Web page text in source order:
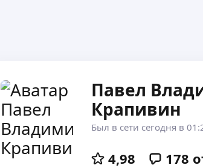
Павел
Крапивин
Был в сети сегодня в
4,98 178